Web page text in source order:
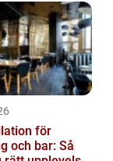
för
och bar: Så